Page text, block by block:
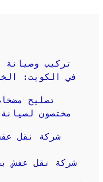
تركيب
في الكويت:
تصليح
مختصون
شركة نقل
شركة نقل عفش